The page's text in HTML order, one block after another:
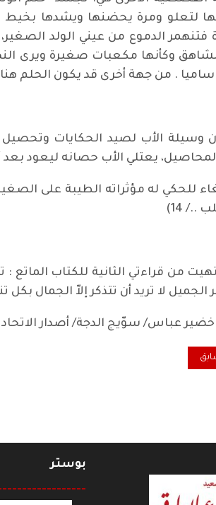
لتعلو ومرة يحضنها ويشدها بخيط
الدموع من عيني الولد
. من جهة أخرى قد يكون الحلم هنا
وسيلة الأب لصيد الحكايات وتحصيل
يعتلي الأب حصانه ليعود بعد
للحكي له مؤثراته الطيبة على
../ 14)
من قراءتي الثانية للكتاب الماتع
لا تريد أن تتذكر إلاّ الجمال بكل
عباس/ سوّيج الدجة/ أصدار الاتحاد
السابق: انطباع أول.. الماء في بئر الطفولة (سويج
بوستر